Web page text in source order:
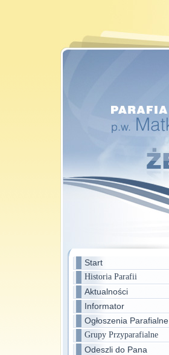
Start
Historia Parafii
Aktualności
Informator
Ogłoszenia Parafialne
Grupy Przyparafialne
Odeszli do Pana